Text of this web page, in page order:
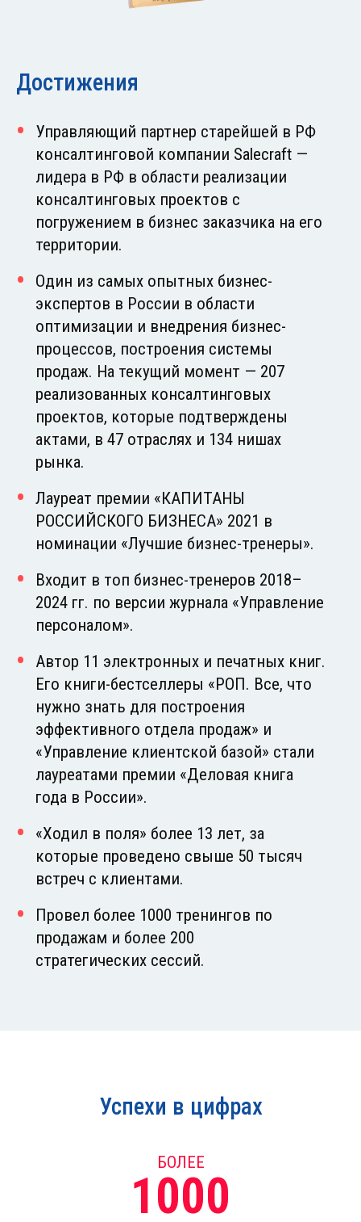
Достижения
Управляющий партнер старейшей в РФ
консалтинговой компании Salecraft —
лидера в РФ в области реализации
консалтинговых проектов с
погружением в бизнес заказчика на его
территории.
Один из самых опытных бизнес-
экспертов в России в области
оптимизации и внедрения бизнес-
процессов, построения системы
продаж. На текущий момент — 207
реализованных консалтинговых
проектов, которые подтверждены
актами, в 47 отраслях и 134 нишах
рынка.
Лауреат премии «КАПИТАНЫ
РОССИЙСКОГО БИЗНЕСА» 2021 в
номинации «Лучшие бизнес-тренеры».
Входит в топ бизнес-тренеров 2018–
2024 гг. по версии журнала «Управление
персоналом».
Автор 11 электронных и печатных книг.
Его книги-бестселлеры «РОП. Все, что
нужно знать для построения
эффективного отдела продаж» и
«Управление клиентской базой» стали
лауреатами премии «Деловая книга
года в России».
«Ходил в поля» более 13 лет, за
которые проведено свыше 50 тысяч
встреч с клиентами.
Провел более 1000 тренингов по
продажам и более 200
стратегических сессий.
Успехи в цифрах
БОЛЕЕ
1000